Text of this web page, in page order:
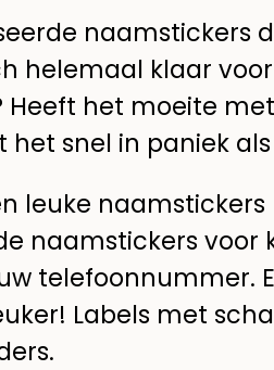
naamstickers
helemaal klaar
Heeft het moeite
het snel in paniek
leuke
naamstickers voor
telefoonnummer.
Labels met